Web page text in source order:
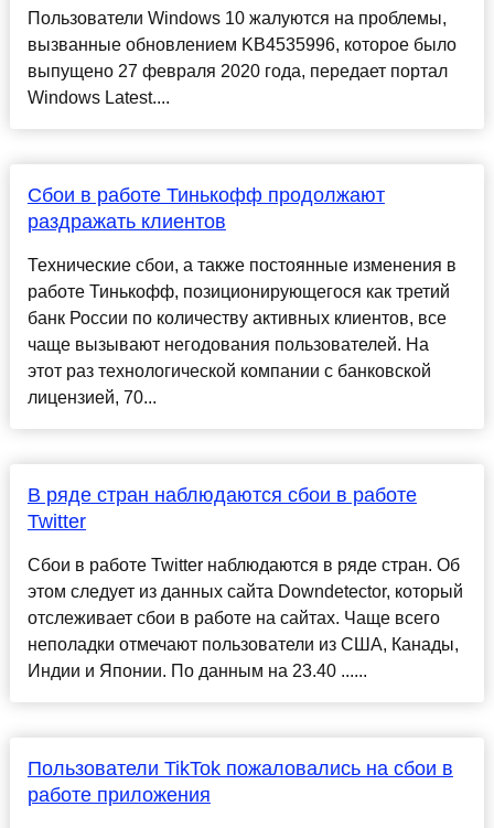
Пользователи Windows 10 жалуются на проблемы,
вызванные обновлением KB4535996, которое было
выпущено 27 февраля 2020 года, передает портал
Windows Latest....
Сбои в работе Тинькофф продолжают
раздражать клиентов
Технические сбои, а также постоянные изменения в
работе Тинькофф, позиционирующегося как третий
банк России по количеству активных клиентов, все
чаще вызывают негодования пользователей. На
этот раз технологической компании с банковской
лицензией, 70...
В ряде стран наблюдаются сбои в работе
Twitter
Сбои в работе Twitter наблюдаются в ряде стран. Об
этом следует из данных сайта Downdetector, который
отслеживает сбои в работе на сайтах. Чаще всего
неполадки отмечают пользователи из США, Канады,
Индии и Японии. По данным на 23.40 ......
Пользователи TikTok пожаловались на сбои в
работе приложения